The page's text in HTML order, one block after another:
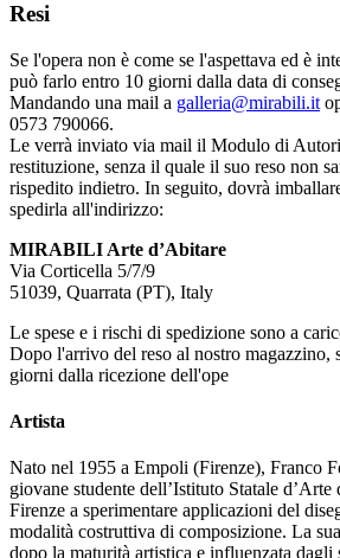
Resi
Se l'opera non è come se l'aspettava ed è
può farlo entro 10 giorni dalla data di
Mandando una mail a galleria@mirabili.it
0573 790066.
Le verrà inviato via mail il Modulo di
restituzione, senza il quale il suo reso non
rispedito indietro. In seguito, dovrà
spedirla all'indirizzo:
MIRABILI Arte d’Abitare
Via Corticella 5/7/9
51039, Quarrata (PT), Italy
Le spese e i rischi di spedizione sono a
Dopo l'arrivo del reso al nostro magazzino,
giorni dalla ricezione dell'ope
Artista
Nato nel 1955 a Empoli (Firenze), Franco
giovane studente dell’Istituto Statale d’Arte
Firenze a sperimentare applicazioni del
modalità costruttiva di composizione. La
dopo la maturità artistica e influenzata